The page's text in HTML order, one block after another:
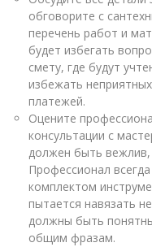
обговорите с
перечень работ и
будет избегать
смету, где будут
избежать
платежей.
Оцените
консультации с
должен быть вежлив,
Профессионал
комплектом
пытается навязать
должны быть
общим фразам.